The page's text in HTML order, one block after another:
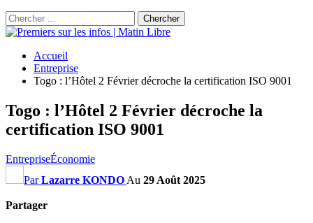
Accueil
Entreprise
Togo : l’Hôtel 2 Février décroche la certification ISO 9001
Togo : l’Hôtel 2 Février décroche la
certification ISO 9001
EntrepriseÉconomie
ParLazarre KONDO Au 29 Août 2025
Partager